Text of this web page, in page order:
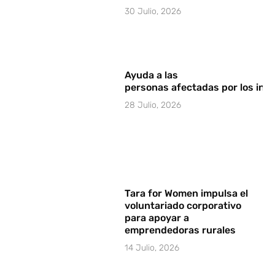
30 Julio, 2026
Ayuda a las
personas afectadas por los
28 Julio, 2026
Tara for Women impulsa el
voluntariado corporativo
para apoyar a
emprendedoras rurales
14 Julio, 2026